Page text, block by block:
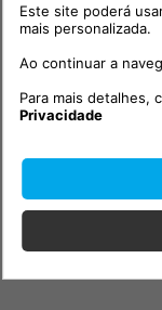
Este site poderá
mais personalizada.
Ao continuar a
Para mais detalhes,
Privacidade